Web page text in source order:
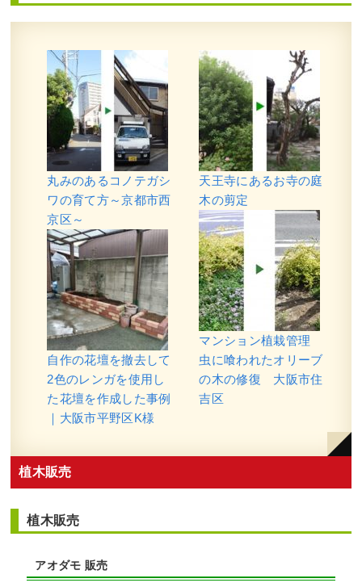
丸みのあるコノテガシ
ワの育て方～京都市西
京区～
自作の花壇を撤去して
2色のレンガを使用し
た花壇を作成した事例
｜大阪市平野区K様
天王寺にあるお寺の庭
木の剪定
マンション植栽管理
虫に喰われたオリーブ
の木の修復 大阪市住
吉区
植木販売
植木販売
アオダモ 販売